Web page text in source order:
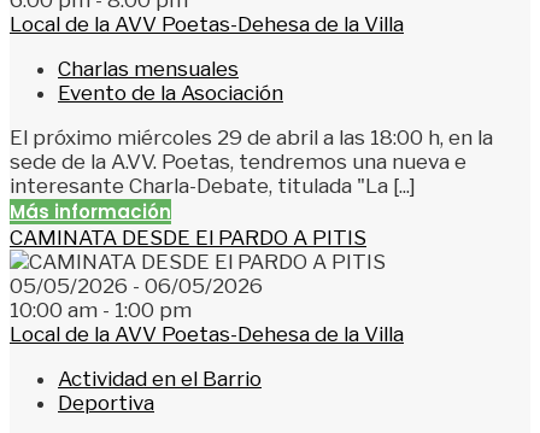
Local de la AVV Poetas-Dehesa de la Villa
Charlas mensuales
Evento de la Asociación
El próximo miércoles 29 de abril a las 18:00 h, en la
sede de la A.VV. Poetas, tendremos una nueva e
interesante Charla-Debate, titulada "La [...]
Más información
CAMINATA DESDE El PARDO A PITIS
05/05/2026 - 06/05/2026
10:00 am - 1:00 pm
Local de la AVV Poetas-Dehesa de la Villa
Actividad en el Barrio
Deportiva